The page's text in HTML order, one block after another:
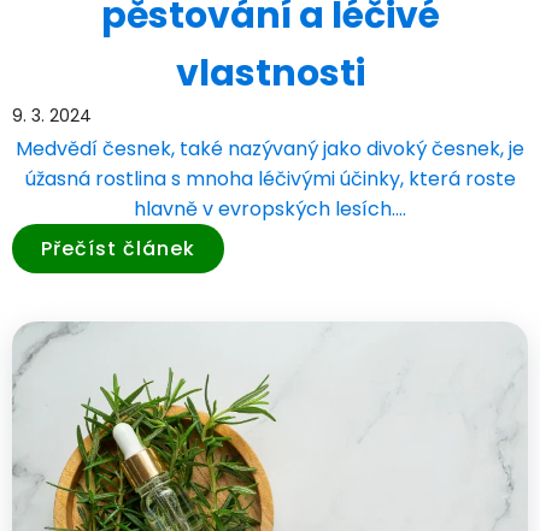
pěstování a léčivé
vlastnosti
9. 3. 2024
Medvědí česnek, také nazývaný jako divoký česnek, je
úžasná rostlina s mnoha léčivými účinky, která roste
hlavně v evropských lesích.…
Přečíst článek